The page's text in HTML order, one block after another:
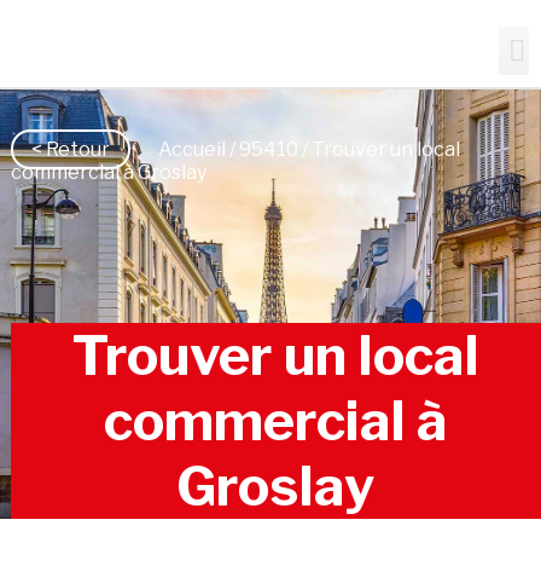
< Retour Accueil / 95410 / Trouver un local
commercial à Groslay
Trouver un local
commercial à
Groslay